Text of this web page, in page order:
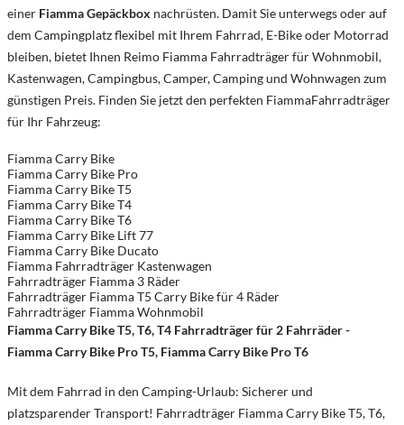
einer Fiamma Gepäckbox nachrüsten. Damit Sie unterwegs oder auf
dem Campingplatz flexibel mit Ihrem Fahrrad, E-Bike oder Motorrad
bleiben, bietet Ihnen Reimo Fiamma Fahrradträger für Wohnmobil,
Kastenwagen, Campingbus, Camper, Camping und Wohnwagen zum
günstigen Preis. Finden Sie jetzt den perfekten FiammaFahrradträger
für Ihr Fahrzeug:
Fiamma Carry Bike
Fiamma Carry Bike Pro
Fiamma Carry Bike T5
Fiamma Carry Bike T4
Fiamma Carry Bike T6
Fiamma Carry Bike Lift 77
Fiamma Carry Bike Ducato
Fiamma Fahrradträger Kastenwagen
Fahrradträger Fiamma 3 Räder
Fahrradträger Fiamma T5 Carry Bike für 4 Räder
Fahrradträger Fiamma Wohnmobil
Fiamma Carry Bike T5, T6, T4 Fahrradträger für 2 Fahrräder -
Fiamma Carry Bike Pro T5, Fiamma Carry Bike Pro T6
Mit dem Fahrrad in den Camping-Urlaub: Sicherer und
platzsparender Transport! Fahrradträger Fiamma Carry Bike T5, T6,